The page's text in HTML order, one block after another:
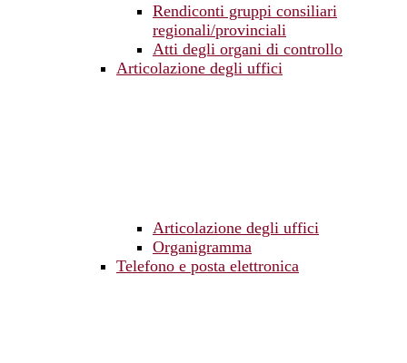
Rendiconti gruppi consiliari
regionali/provinciali
Atti degli organi di controllo
Articolazione degli uffici
Articolazione degli uffici
Organigramma
Telefono e posta elettronica